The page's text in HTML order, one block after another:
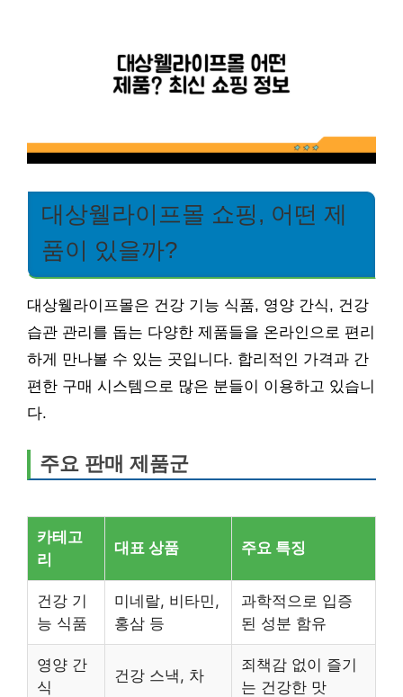
대상웰라이프몰 쇼핑, 어떤 제
품이 있을까?
대상웰라이프몰은 건강 기능 식품, 영양 간식, 건강
습관 관리를 돕는 다양한 제품들을 온라인으로 편리
하게 만나볼 수 있는 곳입니다. 합리적인 가격과 간
편한 구매 시스템으로 많은 분들이 이용하고 있습니
다.
주요 판매 제품군
카테고
리
대표 상품 주요 특징
건강 기
능 식품
미네랄, 비타민,
홍삼 등
과학적으로 입증
된 성분 함유
영양 간
식
건강 스낵, 차
죄책감 없이 즐기
는 건강한 맛